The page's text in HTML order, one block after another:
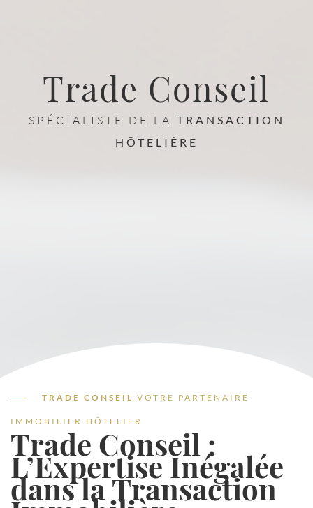
Trade Conseil
SPÉCIALISTE DE LA TRANSACTION
HÔTELIÈRE
TRADE CONSEIL VOTRE PARTENAIRE
IMMOBILIER HÔTELIER
Trade Conseil :
L’Expertise Inégalée
dans la Transaction